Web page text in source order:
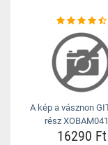
A kép a vásznon
rész
16290 Ft